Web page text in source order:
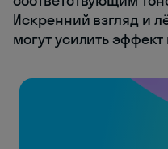
Искренний взгляд и
могут усилить